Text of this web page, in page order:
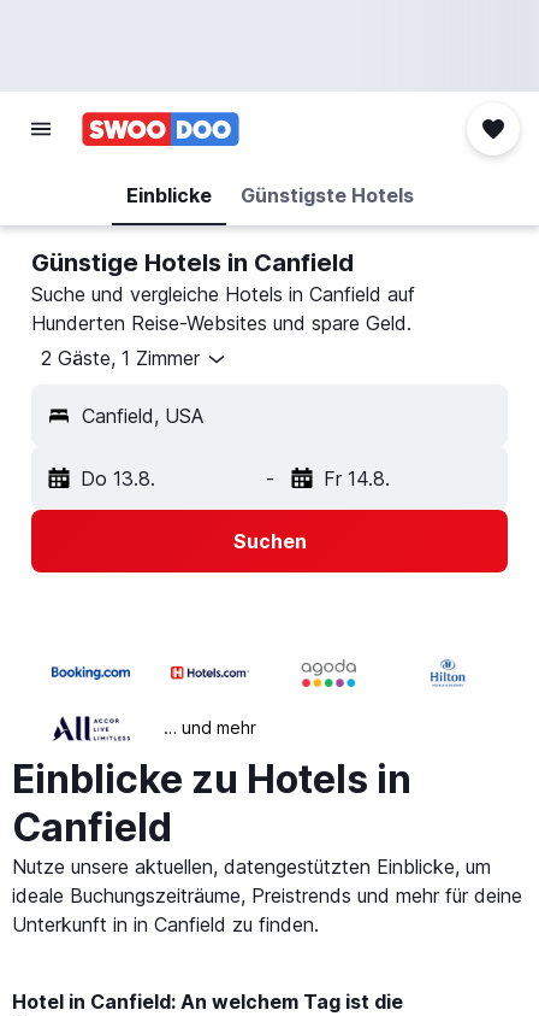
Einblicke Günstigste Hotels
Günstige Hotels in Canfield
Suche und vergleiche Hotels in Canfield auf
Hunderten Reise-Websites und spare Geld.
2 Gäste, 1 Zimmer
Canfield, USA
Do 13.8. - Fr 14.8.
Suchen
… und mehr
Einblicke zu Hotels in
Canfield
Nutze unsere aktuellen, datengestützten Einblicke, um
ideale Buchungszeiträume, Preistrends und mehr für deine
Unterkunft in in Canfield zu finden.
Hotel in Canfield: An welchem Tag ist die